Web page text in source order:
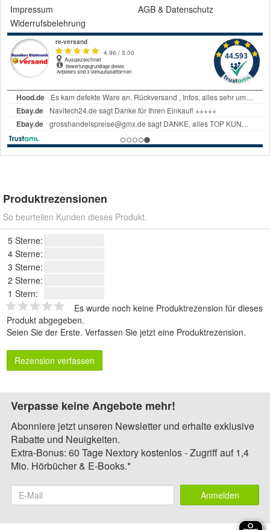
Impressum
AGB & Datenschutz
Widerrufsbelehrung
Produktrezensionen
So beurteilen Kunden dieses Produkt.
5 Sterne:
4 Sterne:
3 Sterne:
2 Sterne:
1 Stern:
Es wurde noch keine Produktrezension für dieses
Produkt abgegeben.
Seien Sie der Erste. Verfassen Sie jetzt eine Produktrezension.
Rezension verfassen
Verpasse keine Angebote mehr!
Abonniere jetzt unseren Newsletter und erhalte exklusive
Rabatte und Neuigkeiten.
Extra-Bonus: 60 Tage Nextory kostenlos - Zugriff auf 1,4
Mio. Hörbücher & E-Books.*
Anmelden